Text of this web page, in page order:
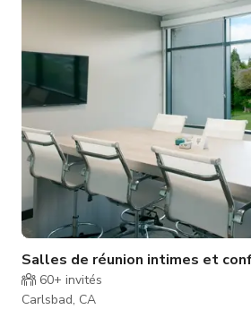
bois personnalisés, espace parfait pour
professionnelles. Les pièc
Salles de réunion intimes et
60+ invités
Carlsbad, CA